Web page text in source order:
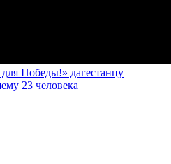
Победы!» дагестанцу
23 человека